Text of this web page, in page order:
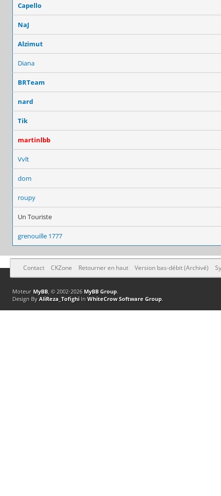
Capello
NaJ
Alzimut
Diana
BRTeam
nard
Tik
martinlbb
Vvlt
dom
roupy
Un Touriste
grenouille 1777
Contact CKZone Retourner en haut Version bas-débit (Archivé)
Moteur MyBB, © 2002-2026 MyBB Group.
Design By AliReza_TofighiIn WhiteCrow Software Group.